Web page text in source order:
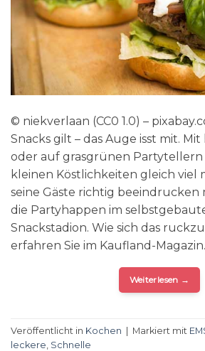
© niekverlaan (CC0 1.0) –
Snacks gilt – das Auge isst mit.
oder auf grasgrünen Partytellern
kleinen Köstlichkeiten gleich viel
seine Gäste richtig beeindrucken
die Partyhappen im
Snackstadion. Wie sich das
erfahren Sie im Kaufland-
Weiterlesen →
Veröffentlicht in Kochen | Markiert mit
leckere Schnelle